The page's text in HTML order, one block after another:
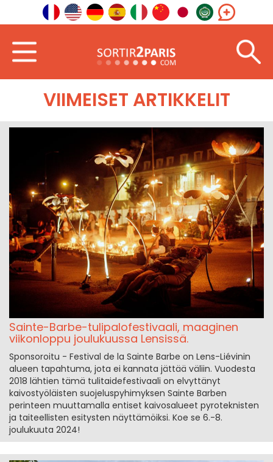
VIIMEISET ARTIKKELIT
Sainte-Barbe-tulipalofestivaali, maaginen
viikonloppu joulukuussa Lensissä.
Sponsoroitu - Festival de la Sainte Barbe on Lens-Liévinin
alueen tapahtuma, jota ei kannata jättää väliin. Vuodesta
2018 lähtien tämä tulitaidefestivaali on elvyttänyt
kaivostyöläisten suojeluspyhimyksen Sainte Barben
perinteen muuttamalla entiset kaivosalueet pyroteknisten
ja taiteellisten esitysten näyttämöiksi. Koe se 6.-8.
joulukuuta 2024!